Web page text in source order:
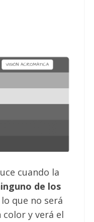
cuando la
de los
que no será
y verá el